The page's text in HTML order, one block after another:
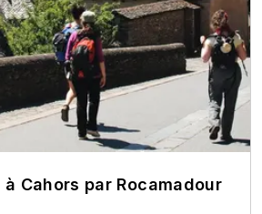
à Cahors par Rocamadour